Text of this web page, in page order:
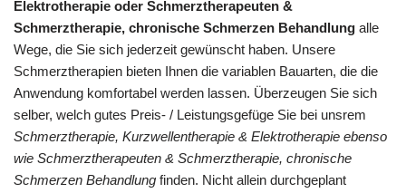
Elektrotherapie oder Schmerztherapeuten &
Schmerztherapie, chronische Schmerzen Behandlung alle
Wege, die Sie sich jederzeit gewünscht haben. Unsere
Schmerztherapien bieten Ihnen die variablen Bauarten, die die
Anwendung komfortabel werden lassen. Überzeugen Sie sich
selber, welch gutes Preis- / Leistungsgefüge Sie bei unsrem
Schmerztherapie, Kurzwellentherapie & Elektrotherapie ebenso
wie Schmerztherapeuten & Schmerztherapie, chronische
Schmerzen Behandlung finden. Nicht allein durchgeplant